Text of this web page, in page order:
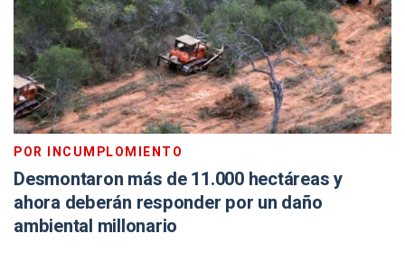
POR INCUMPLOMIENTO
Desmontaron más de 11.000 hectáreas y
ahora deberán responder por un daño
ambiental millonario